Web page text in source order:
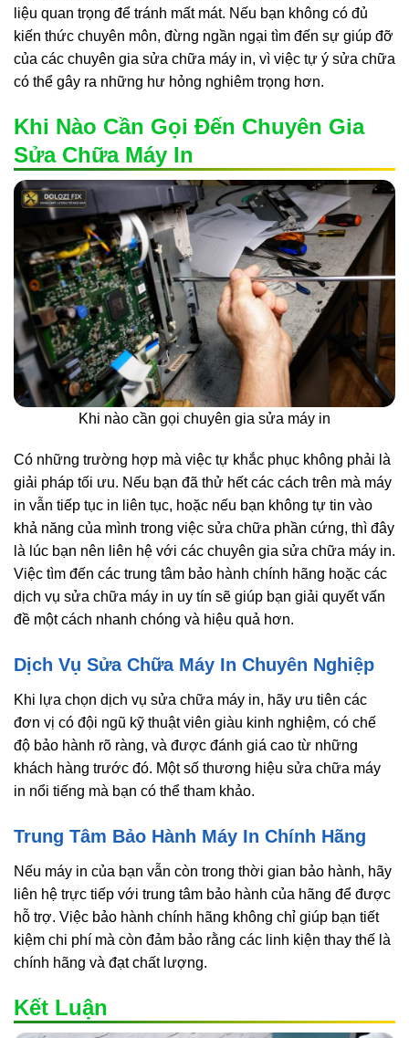
liệu quan trọng để tránh mất mát. Nếu bạn không có đủ
kiến thức chuyên môn, đừng ngần ngại tìm đến sự giúp đỡ
của các chuyên gia sửa chữa máy in, vì việc tự ý sửa chữa
có thể gây ra những hư hỏng nghiêm trọng hơn.
Khi Nào Cần Gọi Đến Chuyên Gia
Sửa Chữa Máy In
Khi nào cần gọi chuyên gia sửa máy in
Có những trường hợp mà việc tự khắc phục không phải là
giải pháp tối ưu. Nếu bạn đã thử hết các cách trên mà máy
in vẫn tiếp tục in liên tục, hoặc nếu bạn không tự tin vào
khả năng của mình trong việc sửa chữa phần cứng, thì đây
là lúc bạn nên liên hệ với các chuyên gia sửa chữa máy in.
Việc tìm đến các trung tâm bảo hành chính hãng hoặc các
dịch vụ sửa chữa máy in uy tín sẽ giúp bạn giải quyết vấn
đề một cách nhanh chóng và hiệu quả hơn.
Dịch Vụ Sửa Chữa Máy In Chuyên Nghiệp
Khi lựa chọn dịch vụ sửa chữa máy in, hãy ưu tiên các
đơn vị có đội ngũ kỹ thuật viên giàu kinh nghiệm, có chế
độ bảo hành rõ ràng, và được đánh giá cao từ những
khách hàng trước đó. Một số thương hiệu sửa chữa máy
in nổi tiếng mà bạn có thể tham khảo.
Trung Tâm Bảo Hành Máy In Chính Hãng
Nếu máy in của bạn vẫn còn trong thời gian bảo hành, hãy
liên hệ trực tiếp với trung tâm bảo hành của hãng để được
hỗ trợ. Việc bảo hành chính hãng không chỉ giúp bạn tiết
kiệm chi phí mà còn đảm bảo rằng các linh kiện thay thế là
chính hãng và đạt chất lượng.
Kết Luận